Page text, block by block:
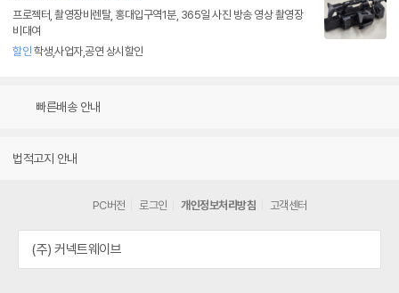
프로젝터, 촬영장비렌탈, 홍대입구역1분, 365일 사진 방송 영상 촬영장
비대여
할인 학생,사업자,공연 상시할인
빠른배송 안내
법적고지 안내
PC버전 로그인 개인정보처리방침 고객센터
(주) 커넥트웨이브